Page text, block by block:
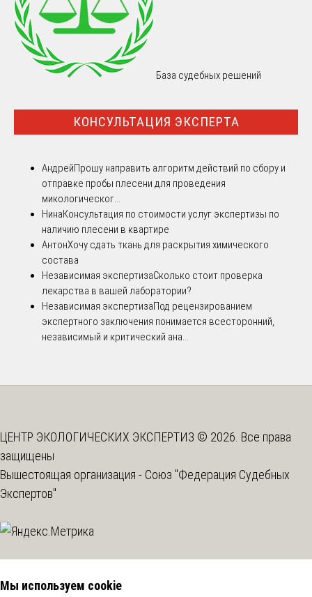
База судебных решений
КОНСУЛЬТАЦИЯ ЭКСПЕРТА
АндрейПрошу направить алгоритм действий по сбору и
отправке пробы плесени для проведения
микологическог...
НинаКонсультация по стоимости услуг экспертизы по
наличию плесени в квартире
АнтонХочу сдать ткань для раскрытия химического
состава
Независимая экспертизаСколько стоит проверка
лекарства в вашей лаборатории?
Независимая экспертизаПод рецензированием
экспертного заключения понимается всесторонний,
независимый и критический ана...
ЦЕНТР ЭКОЛОГИЧЕСКИХ ЭКСПЕРТИЗ © 2026. Все права
защищены
Вышестоящая организация - Союз "Федерация Судебных
Экспертов"
Мы используем cookie